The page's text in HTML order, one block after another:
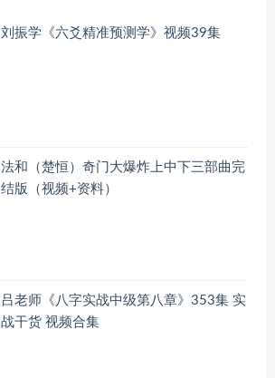
刘振学《六爻精准预测学》视频39集
法和（楚恒）奇门大爆炸上中下三部曲完
结版（视频+资料）
吕老师《八字实战中级第八章》353集 实
战干货 视频合集